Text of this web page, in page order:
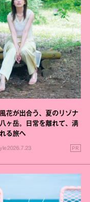
花が出合う、夏のリゾナ
ヶ岳。日常を離れて、満
る旅へ
2026.7.23 PR